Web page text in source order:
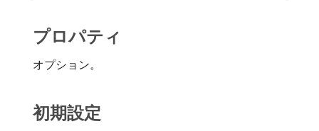
プロパティ
オプション。
初期設定